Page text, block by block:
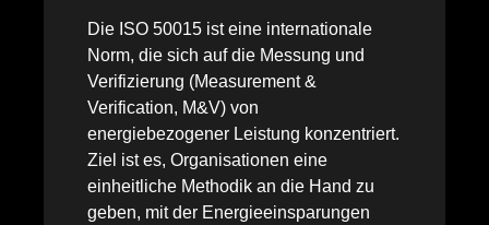
Die ISO 50015 ist eine internationale
Norm, die sich auf die Messung und
Verifizierung (Measurement &
Verification, M&V) von
energiebezogener Leistung konzentriert.
Ziel ist es, Organisationen eine
einheitliche Methodik an die Hand zu
geben, mit der Energieeinsparungen